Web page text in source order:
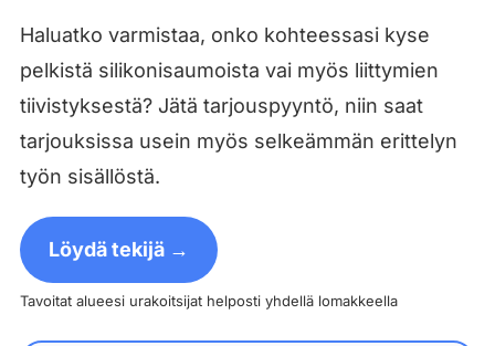
Haluatko varmistaa, onko kohteessasi kyse
pelkistä silikonisaumoista vai myös liittymien
tiivistyksestä? Jätä tarjouspyyntö, niin saat
tarjouksissa usein myös selkeämmän erittelyn
työn sisällöstä.
Löydä tekijä →
Tavoitat alueesi urakoitsijat helposti yhdellä lomakkeella